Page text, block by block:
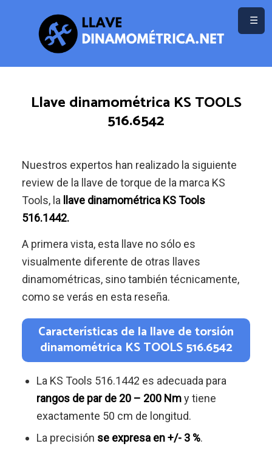
contenido
Llave dinamométrica KS TOOLS
516.6542
Nuestros expertos han realizado la siguiente
review de la llave de torque de la marca KS
Tools, la
llave dinamométrica KS Tools
516.1442.
A primera vista, esta llave no sólo es
visualmente diferente de otras llaves
dinamométricas, sino también técnicamente,
como se verás en esta reseña.
Características de la llave de torsión
dinamométrica KS TOOLS 516.6542
La KS Tools 516.1442 es adecuada para
rangos de par de 20 – 200 Nmy tiene
exactamente 50 cm de longitud.
La precisión se expresa en +/- 3 %.
☰